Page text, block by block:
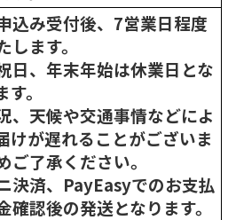
込み受付後、7営業日程度
します。
日、年末年始は休業日とな
。
、天候や交通事情などによ
けが遅れることがございま
ご了承ください。
決済、PayEasyでのお支払
確認後の発送となります。